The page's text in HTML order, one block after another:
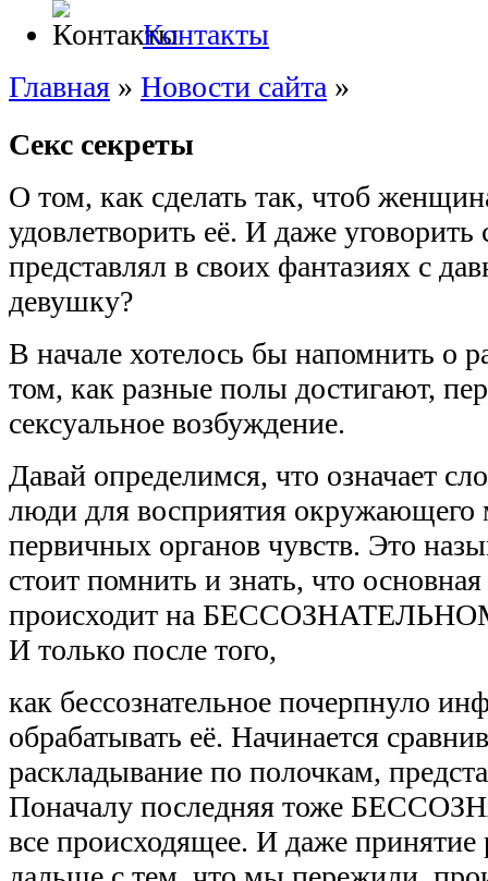
Контакты
Главная » Новости сайта »
Секс секреты
О том, как сделать так, чтоб
удовлетворить её. И даже
представлял в своих фантазиях с
девушку?
В начале хотелось бы напомнить о
том, как разные полы достигают,
сексуальное возбуждение.
Давай определимся, что означает
люди для восприятия окружающего
первичных органов чувств. Это
стоит помнить и знать, что
происходит на
И только после того,
как бессознательное почерпнуло
обрабатывать её. Начинается
раскладывание по полочкам,
Поначалу последняя тоже
все происходящее. И даже принятие